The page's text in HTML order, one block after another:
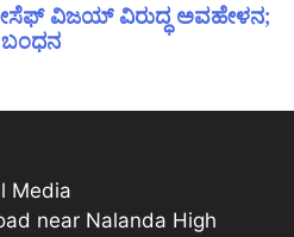
ವಿಜಯ್ ವಿರುದ್ಧ ಅವಹೇಳನ;
ಬಂಧನ
Media
near Nalanda High